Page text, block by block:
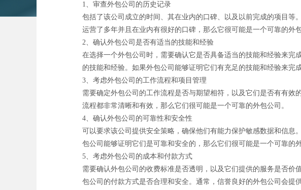
1、审查外包公司的历史记录
包括了该公司成立的时间、其在业内的口碑、以及以前完成的项目
运营了多年并且在业内有很好的口碑，那么它很可能是一个可靠的外包
2、确认外包公司是否有适当的技能和经验
在选择一个外包公司时，需要确认它是否具备适当的技能和经验来
的技能和经验。如果外包公司能够证明它们有充足的技能和经验来完
3、考虑外包公司的工作流程和项目管理
需要确定外包公司的工作流程是否与期望相符，以及它们是否有有
流程都非常清晰和有效，那么它们很可能是一个可靠的外包公司。
4、确认外包公司的可靠性和安全性
可以要求该公司提供安全策略，确保他们有能力保护敏感数据和信
包公司能够证明它们是可靠和安全的，那么它们很可能是一个可靠的外
5、考虑外包公司的成本和付款方式
需要确认外包公司的收费标准是否透明，以及它们提供的服务是否
包公司的付款方式是否合理和安全。通常，信誉良好的外包公司会提